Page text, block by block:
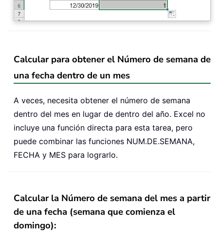
Calcular para obtener el Número de semana de
una fecha dentro de un mes
A veces, necesita obtener el número de semana
dentro del mes en lugar de dentro del año. Excel no
incluye una función directa para esta tarea, pero
puede combinar las funciones NUM.DE.SEMANA,
FECHA y MES para lograrlo.
Calcular la Número de semana del mes a partir
de una fecha (semana que comienza el
domingo):